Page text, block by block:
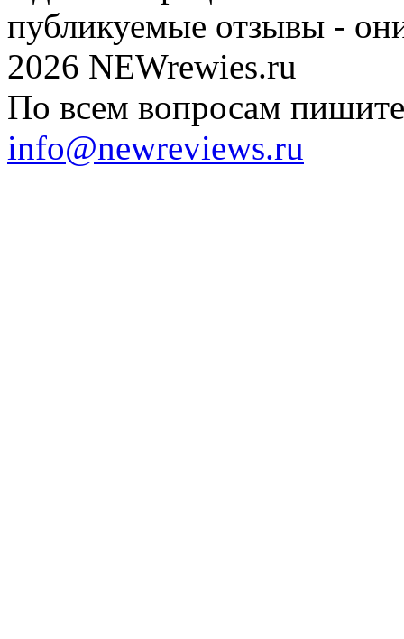
публикуемые отзывы -
2026 NEWrewies.ru
По всем вопросам
info@newreviews.ru